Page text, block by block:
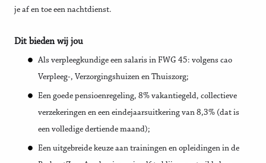
je af en toe een nachtdienst.
Dit bieden wij jou
Als verpleegkundige een salaris in FWG 45: volgens cao
Verpleeg-, Verzorgingshuizen en Thuiszorg;
Een goede pensioenregeling, 8% vakantiegeld, collectieve
verzekeringen en een eindejaarsuitkering van 8,3% (dat is
een volledige dertiende maand);
Een uitgebreide keuze aan trainingen en opleidingen in de